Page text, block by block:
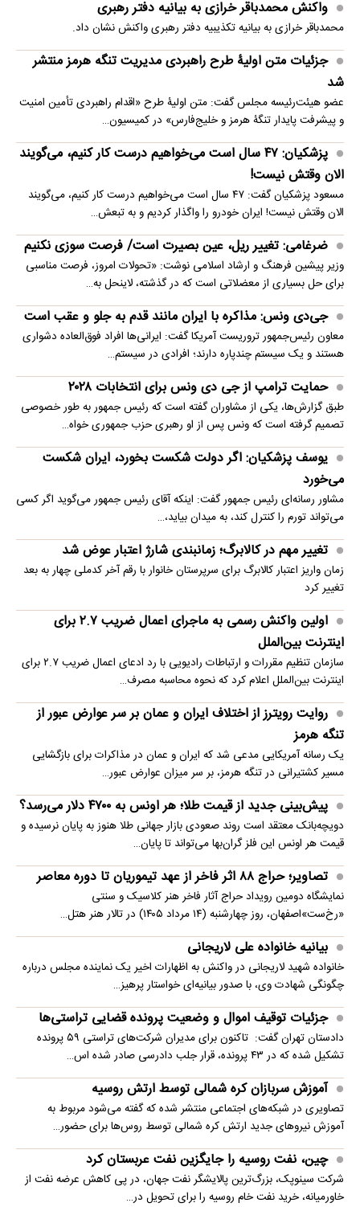
واکنش محمدباقر خرازی به بیانیه دفتر رهبری
محمدباقر خرازی به بیانیه تکذیبیه دفتر رهبری واکنش نشان داد.
جزئیات متن اولیۀ طرح راهبردی مدیریت تنگه هرمز منتشر
شد
عضو هیئت‌رئیسه مجلس گفت: متن اولیۀ طرح «اقدام راهبردی تأمین امنیت
و پیشرفت پایدار تنگۀ هرمز و خلیج‌فارس» در کمیسیون…
پزشکیان: ۴۷ سال است می‌خواهیم درست کار کنیم، می‌گویند
الان وقتش نیست!
مسعود پزشکیان گفت: ۴۷ سال است می‌خواهیم درست کار کنیم، می‌گویند
الان وقتش نیست! ایران خودرو را واگذار کردیم و به تبعش…
ضرغامی: تغییر ریل، عین بصیرت است/ فرصت سوزی نکنیم
وزیر پیشین فرهنگ و ارشاد اسلامی نوشت: «تحولات امروز، فرصت مناسبی
برای حل بسیاری از معضلاتی‌ است که در گذشته، لاینحل به…
جی‌دی ونس: مذاکره با ایران مانند قدم به جلو و عقب است
معاون رئیس‌جمهور تروریست آمریکا گفت: ایرانی‌ها افراد فوق‌العاده دشواری
هستند و یک سیستم چندپاره دارند؛ افرادی در سیستم…
حمایت ترامپ از جی دی ونس برای انتخابات ۲۰۲۸
طبق گزارش‌ها، یکی از مشاوران گفته است که رئیس جمهور به طور خصوصی
تصمیم گرفته است که ونس پس از او رهبری حزب جمهوری خواه…
یوسف پزشکیان: اگر دولت شکست بخورد، ایران شکست
می‌خورد
مشاور رسانه‌ای رئیس جمهور گفت: اینکه آقای رئیس جمهور می‌گوید اگر کسی
می‌تواند تورم را کنترل کند، به میدان بیاید،…
تغییر مهم در کالابرگ؛ زمانبندی‌ شارژ اعتبار عوض شد
زمان واریز اعتبار کالابرگ برای سرپرستان خانوار با رقم آخر کدملی چهار به بعد
تغییر کرد
اولین واکنش رسمی به ماجرای اعمال ضریب ۲.۷ برای
اینترنت بین‌الملل
سازمان تنظیم مقررات و ارتباطات رادیویی با رد ادعای اعمال ضریب ۲.۷ برای
اینترنت بین‌الملل اعلام کرد که نحوه محاسبه مصرف…
روایت رویترز از اختلاف ایران و عمان بر سر عوارض عبور از
تنگه هرمز
یک رسانه آمریکایی مدعی شد که ایران و عمان در مذاکرات برای بازگشایی
مسیر کشتیرانی در تنگه هرمز، بر سر میزان عوارض عبور…
پیش‌بینی جدید از قیمت طلا؛ هر اونس به ۴۷۰۰ دلار می‌رسد؟
دویچه‌بانک معتقد است روند صعودی بازار جهانی طلا هنوز به پایان نرسیده و
قیمت هر اونس این فلز گران‌بها می‌تواند تا پایان…
تصاویر؛ حراج ۸۸ اثر فاخر از عهد تیموریان تا دوره معاصر
نمایشگاه دومین رویداد حراج آثار فاخر هنر کلاسیک و سنتی
«رخ‌ست»اصفهان، روز چهارشنبه (۱۴ مرداد ۱۴۰۵) در تالار هنر هتل…
بیانیه خانواده علی لاریجانی
خانواده شهید لاریجانی در واکنش به اظهارات اخیر یک نماینده مجلس درباره
چگونگی شهادت وی، با صدور بیانیه‌ای خواستار پرهیز…
جزئیات توقیف اموال و وضعیت پرونده قضایی تراستی‌ها
دادستان تهران گفت: تاکنون برای مدیران شرکت‌های تراستی ۵۹ پرونده
تشکیل شده که در ۴۳ پرونده، قرار جلب دادرسی صادر شده اس…
آموزش سربازان کره شمالی توسط ارتش روسیه
تصاویری در شبکه‌های اجتماعی منتشر شده که گفته می‌شود مربوط به
آموزش نیروهای جدید ارتش کره شمالی توسط روس‌ها برای حضور…
چین، نفت روسیه را جایگزین نفت عربستان کرد
شرکت سینوپک، بزرگ‌ترین پالایشگر نفت جهان، در پی کاهش عرضه نفت از
خاورمیانه، خرید نفت خام روسیه را برای تحویل در…